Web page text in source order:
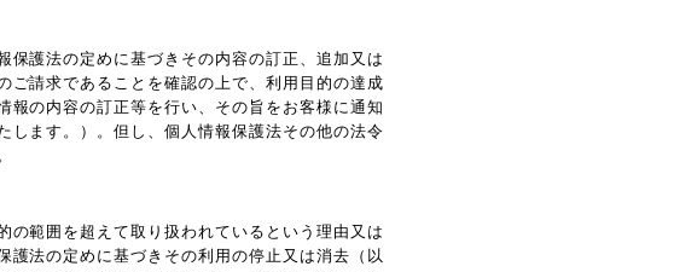
保護法の定めに基づきその内容の訂正、追加又は
ご請求であることを確認の上で、利用目的の達成
報の内容の訂正等を行い、その旨をお客様に通知
します。）。但し、個人情報保護法その他の法令
の範囲を超えて取り扱われているという理由又は
法の定めに基づきその利用の停止又は消去（以